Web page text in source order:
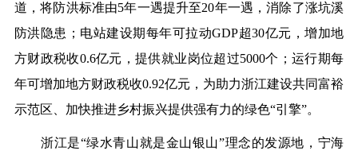
道，将防洪标准由5年一遇提升至20年一遇，消除了涨坑溪
防洪隐患； 电站建设期每年可拉动GDP超30亿元，增加地
方财政税收0.6亿元，提供就业岗位超过5000个；运行期每
年可增加地方财政税收0.92亿元，为助力浙江建设共同富裕
示范区、加快推进乡村振兴提供强有力的绿色“引擎”。
浙江是“绿水青山就是金山银山”理念的发源地，宁海